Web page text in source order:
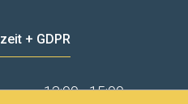
+ GDPR
13:00 - 15:00